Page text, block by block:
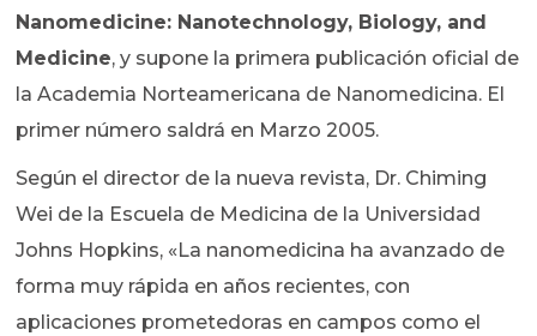
Nanomedicine: Nanotechnology, Biology, and
Medicine, y supone la primera publicación oficial de
la Academia Norteamericana de Nanomedicina. El
primer número saldrá en Marzo 2005.
Según el director de la nueva revista, Dr. Chiming
Wei de la Escuela de Medicina de la Universidad
Johns Hopkins, «La nanomedicina ha avanzado de
forma muy rápida en años recientes, con
aplicaciones prometedoras en campos como el